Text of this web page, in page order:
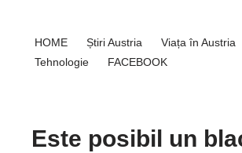
HOME Știri Austria Viața în Austria
Tehnologie
FACEBOOK
Este posibil un